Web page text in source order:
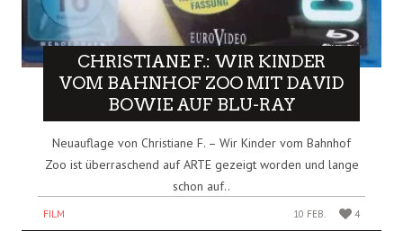
CHRISTIANE F.: WIR KINDER
VOM BAHNHOF ZOO MIT DAVID
BOWIE AUF BLU-RAY
Neuauflage von Christiane F. – Wir Kinder vom Bahnhof
Zoo ist überraschend auf ARTE gezeigt worden und lange
schon auf..
FILM 10 FEB. 4